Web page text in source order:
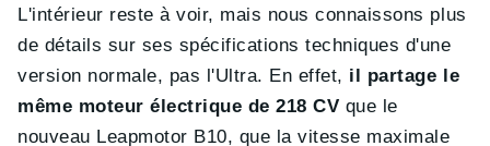
L'intérieur reste à voir, mais nous connaissons plus
de détails sur ses spécifications techniques d'une
version normale, pas l'Ultra. En effet, il partage le
même moteur électrique de 218 CV que le
nouveau Leapmotor B10, que la vitesse maximale